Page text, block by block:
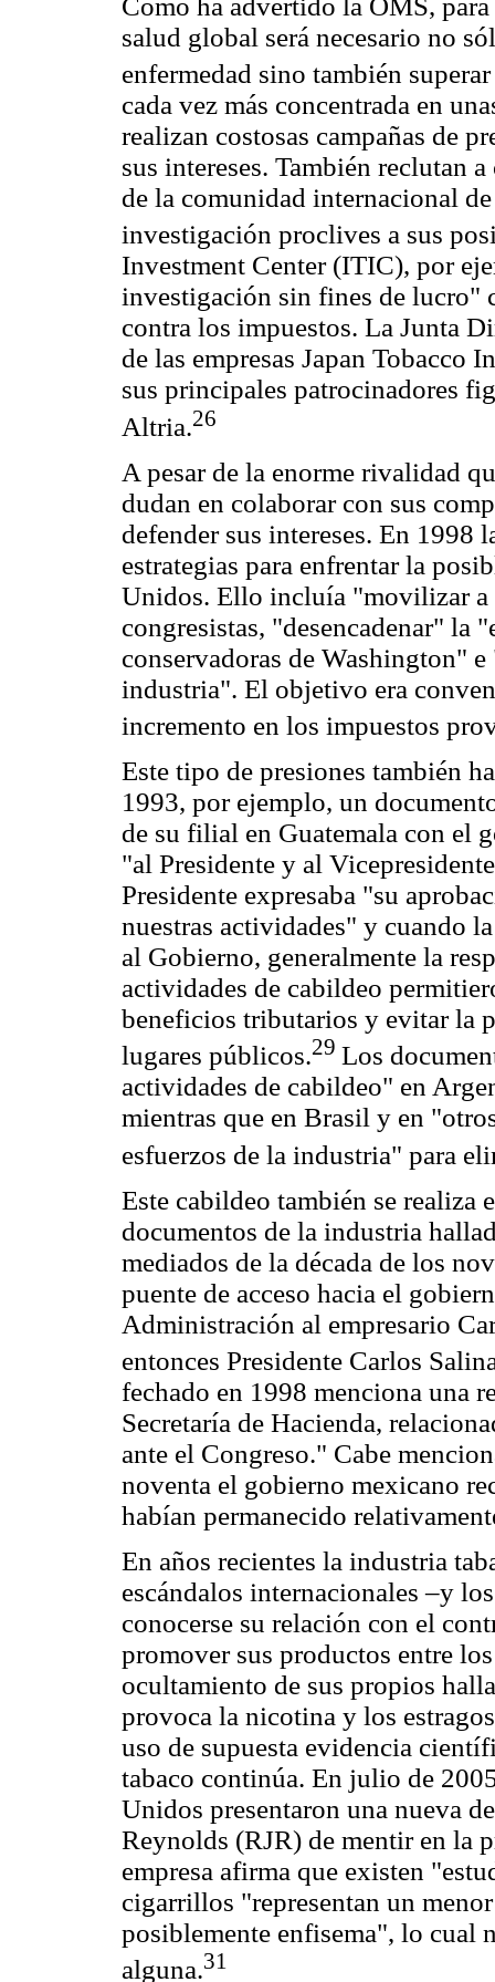
Como ha advertido la OMS,
salud global será necesario no
enfermedad sino también
cada vez más concentrada en
realizan costosas campañas de
sus intereses. También reclutan
de la comunidad internacional
investigación proclives a sus
Investment Center (ITIC), por
investigación sin fines de lucro"
contra los impuestos. La Junta
de las empresas Japan Tobacco
sus principales patrocinadores
Altria.26
A pesar de la enorme rivalidad
dudan en colaborar con sus
defender sus intereses. En 1998
estrategias para enfrentar la
Unidos. Ello incluía "movilizar a
congresistas, "desencadenar" la
conservadoras de Washington"
industria". El objetivo era
incremento en los impuestos
Este tipo de presiones también
1993, por ejemplo, un
de su filial en Guatemala con el
"al Presidente y al
Presidente expresaba "su
nuestras actividades" y cuando
al Gobierno, generalmente la
actividades de cabildeo
beneficios tributarios y evitar la
lugares públicos.29 Los
actividades de cabildeo" en
mientras que en Brasil y en
esfuerzos de la industria" para
Este cabildeo también se realiza
documentos de la industria
mediados de la década de los
puente de acceso hacia el
Administración al empresario
entonces Presidente Carlos
fechado en 1998 menciona una
Secretaría de Hacienda,
ante el Congreso." Cabe
noventa el gobierno mexicano
habían permanecido
En años recientes la industria
escándalos internacionales –y
conocerse su relación con el
promover sus productos entre
ocultamiento de sus propios
provoca la nicotina y los
uso de supuesta evidencia
tabaco continúa. En julio de
Unidos presentaron una nueva
Reynolds (RJR) de mentir en la
empresa afirma que existen
cigarrillos "representan un
posiblemente enfisema", lo cual
alguna.31